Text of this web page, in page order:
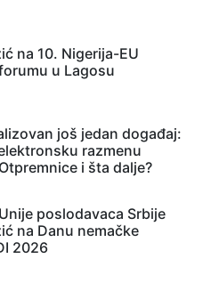
na 10. Nigerija-EU
u Lagosu
još jedan događaj:
razmenu
i šta dalje?
poslodavaca Srbije
na Danu nemačke
2026